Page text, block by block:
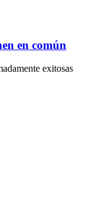
en común
exitosas